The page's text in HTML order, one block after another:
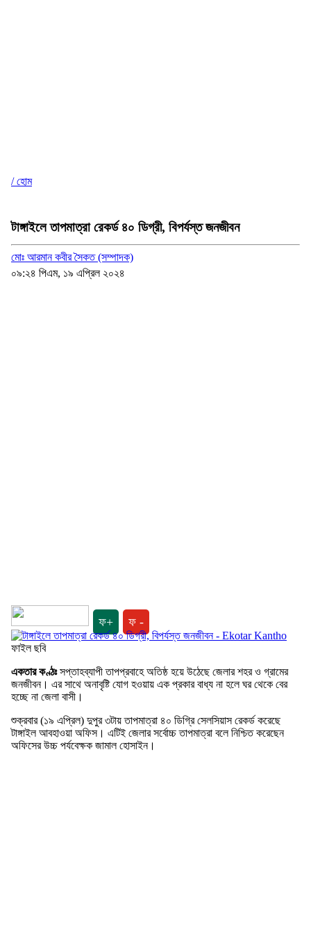
/ হোম
টাঙ্গাইলে তাপমাত্রা রেকর্ড ৪০ ডিগ্রী, বিপর্যস্ত জনজীবন
মোঃ আরমান কবীর সৈকত (সম্পাদক)
০৯:২৪ পিএম, ১৯ এপ্রিল ২০২৪
ফ+ ফ -
ফাইল ছবি
একতার কণ্ঠঃসপ্তাহব্যাপী তাপপ্রবাহে অতিষ্ঠ হয়ে উঠেছে জেলার শহর ও গ্রামের
জনজীবন। এর সাথে অনাবৃষ্টি যোগ হওয়ায় এক প্রকার বাধ্য না হলে ঘর থেকে বের
হচ্ছে না জেলা বাসী।
শুক্রবার (১৯ এপ্রিল) দুপুর ৩টায় তাপমাত্রা ৪০ ডিগ্রি সেলসিয়াস রেকর্ড করেছে
টাঙ্গাইল আবহাওয়া অফিস। এটিই জেলার সর্বোচ্চ তাপমাত্রা বলে নিশ্চিত করেছেন
অফিসের উচ্চ পর্যবেক্ষক জামাল হোসাইন।